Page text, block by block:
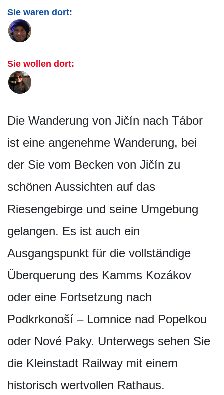
Sie waren dort:
Sie wollen dort:
Die Wanderung von Jičín nach Tábor
ist eine angenehme Wanderung, bei
der Sie vom Becken von Jičín zu
schönen Aussichten auf das
Riesengebirge und seine Umgebung
gelangen. Es ist auch ein
Ausgangspunkt für die vollständige
Überquerung des Kamms Kozákov
oder eine Fortsetzung nach
Podkrkonoší – Lomnice nad Popelkou
oder Nové Paky. Unterwegs sehen Sie
die Kleinstadt Railway mit einem
historisch wertvollen Rathaus.